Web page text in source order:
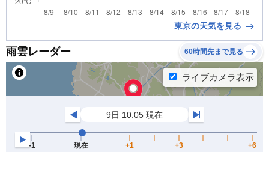
東京の天気を見る
雨雲レーダー 60時間先まで見る